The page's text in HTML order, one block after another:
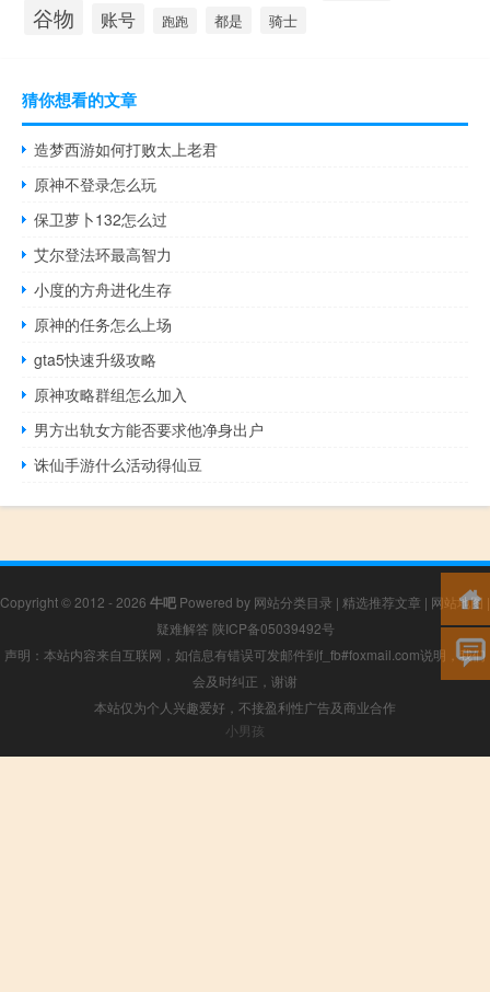
谷物 账号 跑跑 都是 骑士
猜你想看的文章
造梦西游如何打败太上老君
原神不登录怎么玩
保卫萝卜132怎么过
艾尔登法环最高智力
小度的方舟进化生存
原神的任务怎么上场
gta5快速升级攻略
原神攻略群组怎么加入
男方出轨女方能否要求他净身出户
诛仙手游什么活动得仙豆
Copyright © 2012 - 2026 牛吧 Powered by 网站分类目录 | 精选推荐文章 | 网站地图 |
疑难解答 陕ICP备05039492号
声明：本站内容来自互联网，如信息有错误可发邮件到f_fb#foxmail.com说明，我们
会及时纠正，谢谢
本站仅为个人兴趣爱好，不接盈利性广告及商业合作
小男孩